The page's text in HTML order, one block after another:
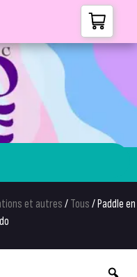
et autres / Tous / Paddle en